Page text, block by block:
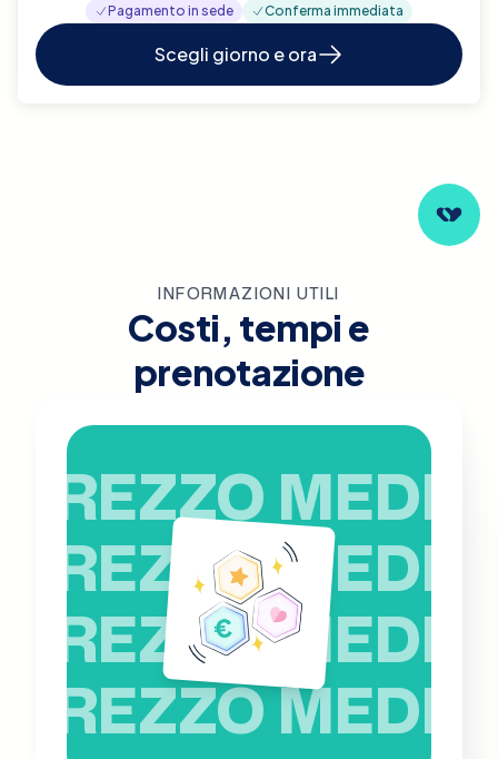
Pagamento in sede Conferma immediata
Scegli giorno e ora
INFORMAZIONI UTILI
Costi, tempi e
prenotazione
PREZZO MEDIO
PREZZO MEDIO
PREZZO MEDIO
PREZZO MEDIO